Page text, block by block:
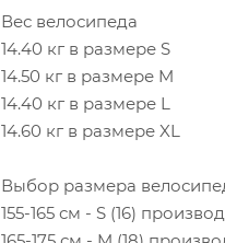
Вес велосипеда
14.40 кг в размере S
14.50 кг в размере M
14.40 кг в размере L
14.60 кг в размере XL
Выбор размера
155-165 см - S (16)